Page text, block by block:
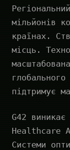
мільйонів
країнах.
місць.
підтримує
G42
Healthcare
Системи